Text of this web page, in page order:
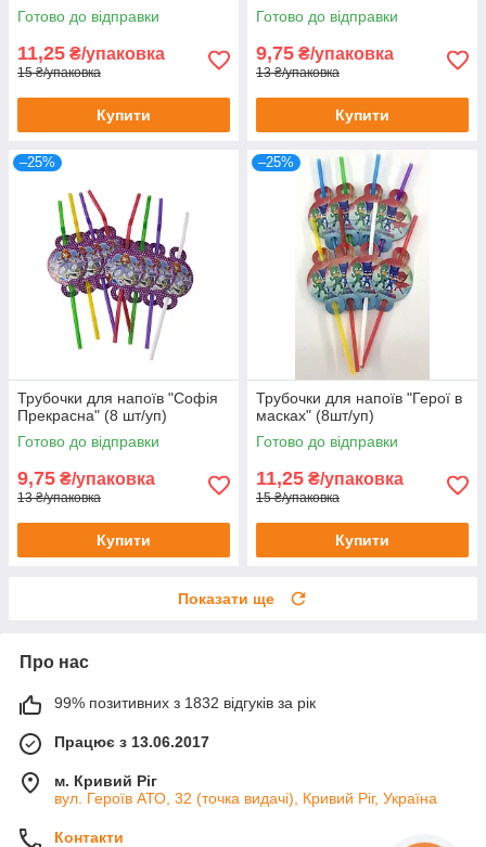
Готово до відправки
11,25 ₴/упаковка
15 ₴/упаковка
Купити
Готово до відправки
9,75 ₴/упаковка
13 ₴/упаковка
Купити
–25%
Трубочки для напоїв "Софія
Прекрасна" (8 шт/уп)
Готово до відправки
9,75 ₴/упаковка
13 ₴/упаковка
Купити
–25%
Трубочки для напоїв "Герої в
масках" (8шт/уп)
Готово до відправки
11,25 ₴/упаковка
15 ₴/упаковка
Купити
Показати ще
Про нас
99% позитивних з 1832 відгуків за рік
Працює з 13.06.2017
м. Кривий Ріг
вул. Героїв АТО, 32 (точка видачі), Кривий Ріг, Україна
Контакти